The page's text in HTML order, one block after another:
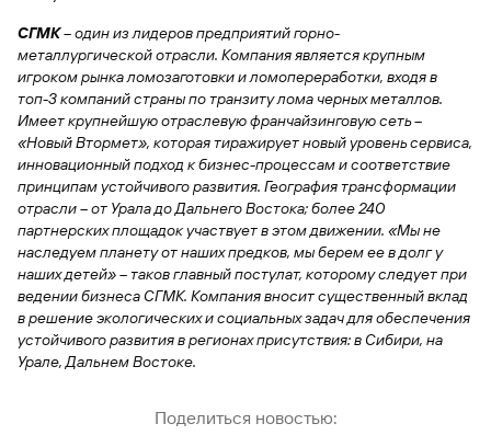
Быстрый
поиск
по
сайту
Вклады
Вклады
СГМК– один из лидеров предприятий горно-
металлургической отрасли. Компания является крупным
игроком рынка ломозаготовки и ломопереработки, входя в
топ-3 компаний страны по транзиту лома черных металлов.
Имеет крупнейшую отраслевую франчайзинговую сеть –
«Новый Втормет», которая тиражирует новый уровень сервиса,
инновационный подход к бизнес-процессам и соответствие
принципам устойчивого развития. География трансформации
отрасли – от Урала до Дальнего Востока; более 240
партнерских площадок участвует в этом движении. «Мы не
наследуем планету от наших предков, мы берем ее в долг у
наших детей» – таков главный постулат, которому следует при
ведении бизнеса СГМК. Компания вносит существенный вклад
в решение экологических и социальных задач для обеспечения
устойчивого развития в регионах присутствия: в Сибири, на
Урале, Дальнем Востоке.
Поделиться новостью: